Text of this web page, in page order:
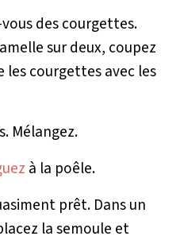
des courgettes.
sur deux, coupez
les courgettes avec les
Mélangez.
à la poêle.
prêt. Dans un
la semoule et